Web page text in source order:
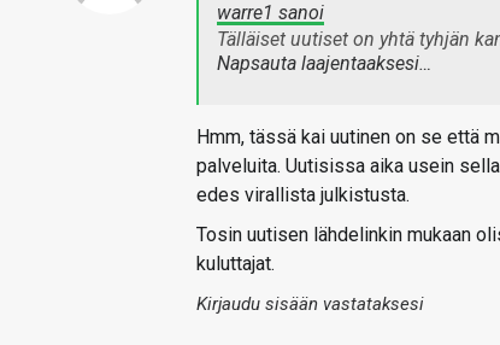
warre1 sanoi
Tälläiset uutiset on yhtä tyhjän
Napsauta laajentaaksesi…
Hmm, tässä kai uutinen on se että
palveluita. Uutisissa aika usein
edes virallista julkistusta.
Tosin uutisen lähdelinkin mukaan
kuluttajat.
Kirjaudu sisään vastataksesi